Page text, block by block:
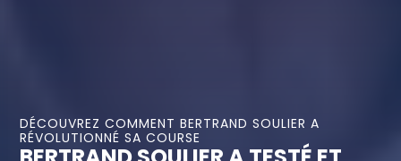
DÉCOUVREZ COMMENT BERTRAND SOULIER A
RÉVOLUTIONNÉ SA COURSE